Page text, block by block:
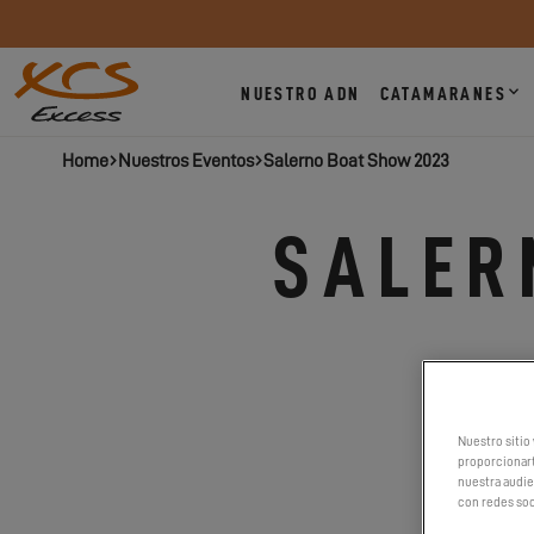
NUESTRO ADN CATAMARANES
Home Nuestros Eventos Salerno Boat Show 2023
Nuestro sitio
nuestra
con redes